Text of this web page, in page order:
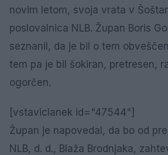
novim letom, svoja vrata v
poslovalnica NLB. Župan Boris
seznanil, da je bil o tem
tem pa je bil šokiran, pretresen,
ogorčen.
[vstaviclanek id="47544"]
Župan je napovedal, da bo od
NLB, d. d., Blaža Brodnjaka,